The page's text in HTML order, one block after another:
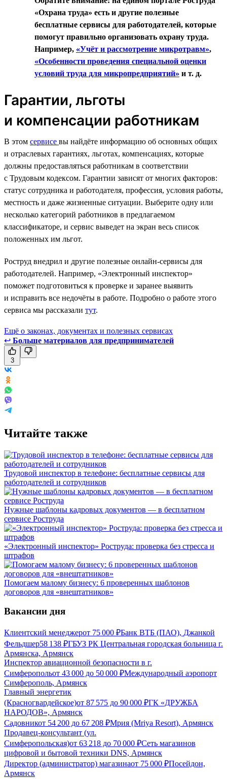
«Охрана труда» есть и другие полезные
бесплатные сервисы для работодателей, которые
помогут правильно организовать охрану труда.
Например, «Учёт и рассмотрение микротравм»,
«Особенности проведения специальной оценки
условий труда для микропредприятий» и т. д.
Гарантии, льготы
и компенсации работникам
В этом сервисе вы найдёте информацию об основных общих
и отраслевых гарантиях, льготах, компенсациях, которые
должны предоставляться работникам в соответствии
с Трудовым кодексом. Гарантии зависят от многих факторов:
статус сотрудника и работодателя, профессия, условия работы,
местность и даже жизненные ситуации. Выберите одну или
несколько категорий работников в предлагаемом
классификаторе, и сервис выведет на экран весь список
положенных им льгот.
Роструд внедрил и другие полезные онлайн-сервисы для
работодателей. Например, «Электронный инспектор»
поможет подготовиться к проверке и заранее выявить
и исправить все недочёты в работе. Подробно о работе этого
сервиса мы рассказали тут.
Ещё о законах, документах и полезных сервисах
↩ Больше материалов для предпринимателей
3
Читайте также
Трудовой инспектор в телефоне: бесплатные сервисы для
работодателей и сотрудников
Нужные шаблоны кадровых документов — в бесплатном
сервисе Роструда
«Электронный инспектор» Роструда: проверка без стресса и
штрафов
Помогаем малому бизнесу: 6 проверенных шаблонов
договоров для «внештатников»
Вакансии дня
Клиентский менеджерот 75 000 ₽Банк ВТБ (ПАО), Джанкой
Фельдшер58 138 ₽ГБУЗ РК Центральная городская больница г.
Армянска, Армянск
Инспектор авиационной безопасности в г.
Симферопольот 43 000 до 50 000 ₽Международный аэропорт
Симферополь, Армянск
Главный энергетик
(Красногвардейское)от 87 575 до 90 000 ₽ГК «ДРУЖБА
НАРОДОВ», Армянск
Садовникот 54 200 до 67 208 ₽Мрия (Mriya Resort), Армянск
Продавец-консультант (ул.
Симферопольская)от 63 218 до 70 000 ₽Сеть магазинов
цифровой и бытовой техники DNS, Армянск
Директор (администратор) магазинаот 75 000 ₽Посейдон,
Армянск